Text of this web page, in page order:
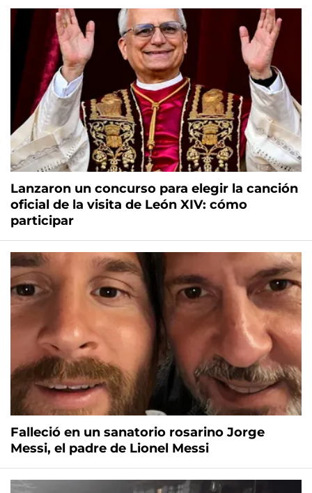
Lanzaron un concurso para elegir la canción
oficial de la visita de León XIV: cómo
participar
Falleció en un sanatorio rosarino Jorge
Messi, el padre de Lionel Messi